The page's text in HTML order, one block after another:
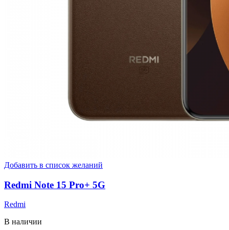
Добавить в список желаний
Redmi Note 15 Pro+ 5G
Redmi
В наличии